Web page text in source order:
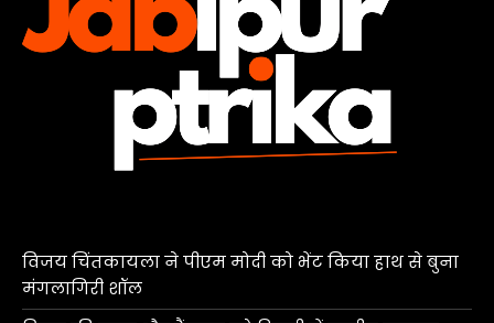
विजय चिंतकायला ने पीएम मोदी को भेंट किया हाथ से बुना
मंगलागिरी शॉल